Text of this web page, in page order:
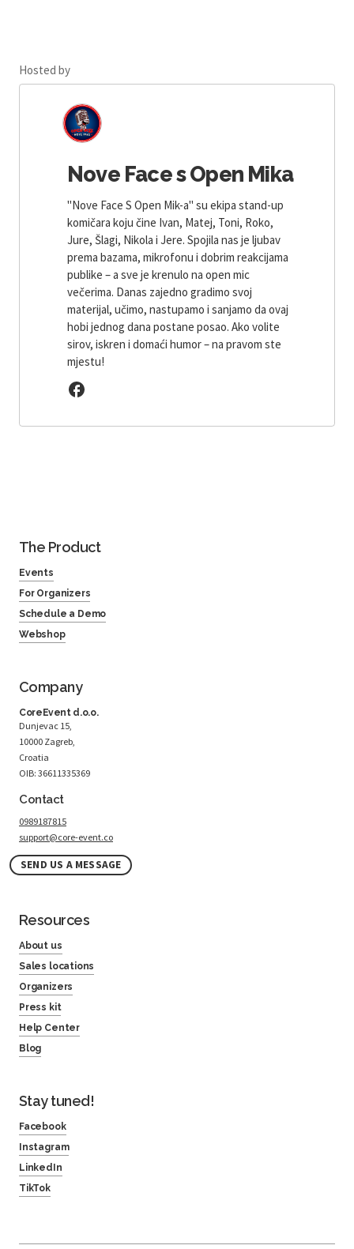
Hosted by
Nove Face s Open Mika
"Nove Face S Open Mik-a" su ekipa stand-up
komičara koju čine Ivan, Matej, Toni, Roko,
Jure, Šlagi, Nikola i Jere. Spojila nas je ljubav
prema bazama, mikrofonu i dobrim reakcijama
publike – a sve je krenulo na open mic
večerima. Danas zajedno gradimo svoj
materijal, učimo, nastupamo i sanjamo da ovaj
hobi jednog dana postane posao. Ako volite
sirov, iskren i domaći humor – na pravom ste
mjestu!
The Product
Events
For Organizers
Schedule a Demo
Webshop
Company
CoreEvent d.o.o.
Dunjevac 15,
10000 Zagreb,
Croatia
OIB: 36611335369
Contact
0989187815
support@core-event.co
SEND US A MESSAGE
Resources
About us
Sales locations
Organizers
Press kit
Help Center
Blog
Stay tuned!
Facebook
Instagram
LinkedIn
TikTok